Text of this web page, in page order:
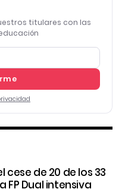
titulares con las
de 20 de los 33
FP Dual intensiva